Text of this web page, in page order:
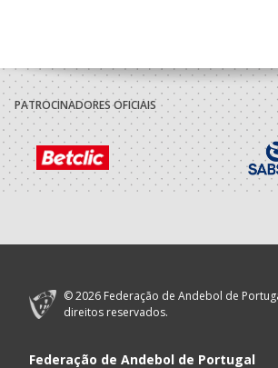
PATROCINADORES OFICIAIS
© 2026 Federação de Andebol de
direitos reservados.
Federação de Andebol de Portugal